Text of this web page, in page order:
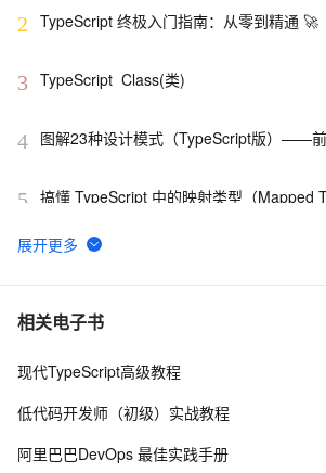
2 TypeScript 终极入门指南：从零到精通 🚀
3 TypeScript  Class(类)
4 图解23种设计模式（TypeScript版）——
5 搞懂 TypeScript 中的映射类型（Mapped
6
使用React、TypeScript和Ant Design构建
7 在Vue3.0+ts中如何使用h函数
8 TypeScript Generics(泛型)
相关电子书
现代TypeScript高级教程
低代码开发师（初级）实战教程
阿里巴巴DevOps 最佳实践手册